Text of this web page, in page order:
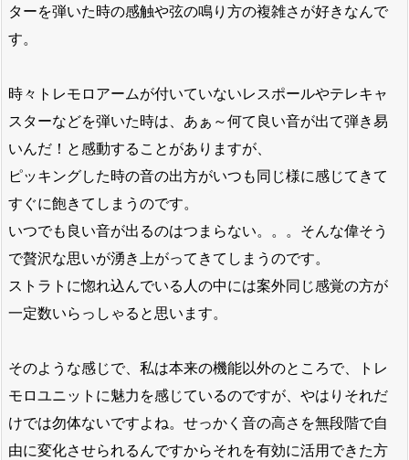
ターを弾いた時の感触や弦の鳴り方の複雑さが好きなんで
す。
時々トレモロアームが付いていないレスポールやテレキャ
スターなどを弾いた時は、あぁ～何て良い音が出て弾き易
いんだ！と感動することがありますが、
ピッキングした時の音の出方がいつも同じ様に感じてきて
すぐに飽きてしまうのです。
いつでも良い音が出るのはつまらない。。。そんな偉そう
で贅沢な思いが湧き上がってきてしまうのです。
ストラトに惚れ込んでいる人の中には案外同じ感覚の方が
一定数いらっしゃると思います。
そのような感じで、私は本来の機能以外のところで、トレ
モロユニットに魅力を感じているのですが、やはりそれだ
けでは勿体ないですよね。せっかく音の高さを無段階で自
由に変化させられるんですからそれを有効に活用できた方